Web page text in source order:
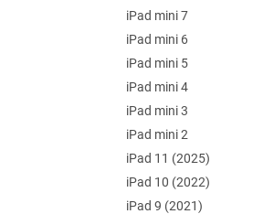
iPad mini 7
iPad mini 6
iPad mini 5
iPad mini 4
iPad mini 3
iPad mini 2
iPad 11 (2025)
iPad 10 (2022)
iPad 9 (2021)